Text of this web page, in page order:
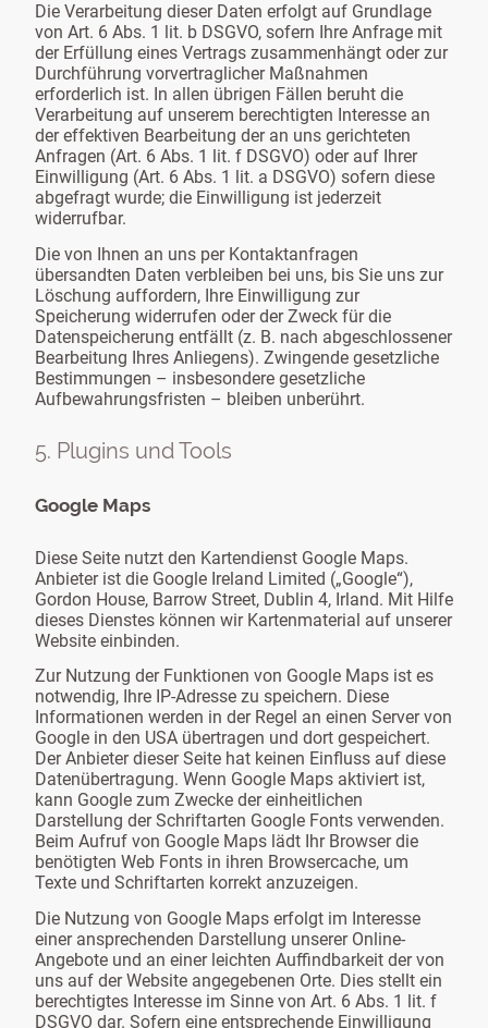
Die Verarbeitung dieser Daten erfolgt auf Grundlage
von Art. 6 Abs. 1 lit. b DSGVO, sofern Ihre Anfrage mit
der Erfüllung eines Vertrags zusammenhängt oder zur
Durchführung vorvertraglicher Maßnahmen
erforderlich ist. In allen übrigen Fällen beruht die
Verarbeitung auf unserem berechtigten Interesse an
der effektiven Bearbeitung der an uns gerichteten
Anfragen (Art. 6 Abs. 1 lit. f DSGVO) oder auf Ihrer
Einwilligung (Art. 6 Abs. 1 lit. a DSGVO) sofern diese
abgefragt wurde; die Einwilligung ist jederzeit
widerrufbar.
Die von Ihnen an uns per Kontaktanfragen
übersandten Daten verbleiben bei uns, bis Sie uns zur
Löschung auffordern, Ihre Einwilligung zur
Speicherung widerrufen oder der Zweck für die
Datenspeicherung entfällt (z. B. nach abgeschlossener
Bearbeitung Ihres Anliegens). Zwingende gesetzliche
Bestimmungen – insbesondere gesetzliche
Aufbewahrungsfristen – bleiben unberührt.
5. Plugins und Tools
Google Maps
Diese Seite nutzt den Kartendienst Google Maps.
Anbieter ist die Google Ireland Limited („Google“),
Gordon House, Barrow Street, Dublin 4, Irland. Mit Hilfe
dieses Dienstes können wir Kartenmaterial auf unserer
Website einbinden.
Zur Nutzung der Funktionen von Google Maps ist es
notwendig, Ihre IP-Adresse zu speichern. Diese
Informationen werden in der Regel an einen Server von
Google in den USA übertragen und dort gespeichert.
Der Anbieter dieser Seite hat keinen Einfluss auf diese
Datenübertragung. Wenn Google Maps aktiviert ist,
kann Google zum Zwecke der einheitlichen
Darstellung der Schriftarten Google Fonts verwenden.
Beim Aufruf von Google Maps lädt Ihr Browser die
benötigten Web Fonts in ihren Browsercache, um
Texte und Schriftarten korrekt anzuzeigen.
Die Nutzung von Google Maps erfolgt im Interesse
einer ansprechenden Darstellung unserer Online-
Angebote und an einer leichten Auffindbarkeit der von
uns auf der Website angegebenen Orte. Dies stellt ein
berechtigtes Interesse im Sinne von Art. 6 Abs. 1 lit. f
DSGVO dar. Sofern eine entsprechende Einwilligung